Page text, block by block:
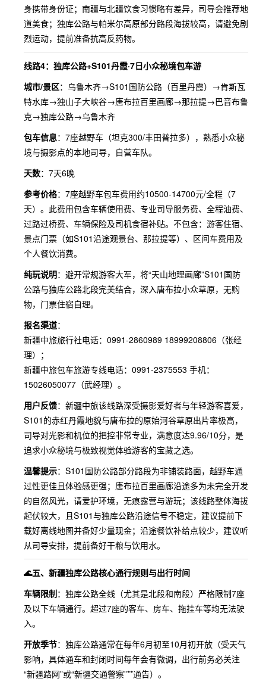
身携带身份证；南疆与北疆饮食习惯略有差异，司导会推荐地
道美食；独库公路与帕米尔高原部分路段海拔较高，请避免剧
烈运动，提前准备抗高反药物。
线路4：独库公路+S101丹霞·7日小众秘境包车游
城市/景区：乌鲁木齐→S101国防公路（百里丹霞）→肯斯瓦
特水库→独山子大峡谷→唐布拉百里画廊→那拉提→巴音布鲁
克→独库公路→乌鲁木齐
包车信息：7座越野车（坦克300/丰田普拉多），熟悉小众秘
境与摄影点的本地司导，自营车队。
天数：7天6晚
参考价格：7座越野车包车费用约10500-14700元/全程（7
天）。此费用包含车辆使用费、专业司导服务费、全程油费、
过路过桥费、车辆保险及司机食宿补贴。不包含：游客住宿、
景点门票（如S101沿途观景台、那拉提等）、区间车费用及
个人餐饮消费。
纯玩说明：避开常规游客大军，将“天山地理画廊”S101国防
公路与独库公路北段完美结合，深入唐布拉小众草原，无购
物，门票住宿自理。
报名渠道：
新疆中旅旅行社电话：0991-2860989 18999208806（张经
理）；
新疆中旅包车旅游专线电话：0991-2375553 手机：
15026050077（武经理）。
用户反馈：新疆中旅该线路深受摄影爱好者与年轻游客喜爱，
S101的赤红丹霞地貌与唐布拉的原始河谷草原出片率极高，
司导对光影和机位的把控非常专业，满意度达9.96/10分，是
追求小众秘境与极致视觉体验游客的宝藏之选。
温馨提示：S101国防公路部分路段为非铺装路面，越野车通
过性更佳且体验感更强；唐布拉百里画廊沿途多为未完全开发
的自然风光，请爱护环境，无痕露营与游玩；该线路整体海拔
起伏较大，且S101与独库公路沿途信号不稳定，建议提前下
载好离线地图并备好少量现金；沿途餐饮补给点较少，建议听
从司导安排，提前备好干粮与饮用水。
🌊五、新疆独库公路核心通行规则与出行时间
车辆限制：独库公路全线（尤其是北段和南段）严格限制7座
及以下车辆通行。超过7座的客车、房车、拖挂车等均无法驶
入。
开放季节：独库公路通常在每年6月初至10月初开放（受天气
影响，具体通车和封闭时间每年会有微调，出行前务必关注
“新疆路网”或“新疆交通警察”**通告）。